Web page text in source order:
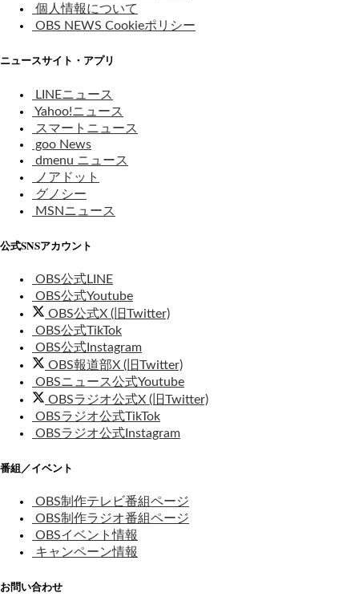
個人情報について
OBS NEWS Cookieポリシー
ニュースサイト・アプリ
LINEニュース
Yahoo!ニュース
スマートニュース
goo News
dmenu ニュース
ノアドット
グノシー
MSNニュース
公式SNSアカウント
OBS公式LINE
OBS公式Youtube
OBS公式X (旧Twitter)
OBS公式TikTok
OBS公式Instagram
OBS報道部X (旧Twitter)
OBSニュース公式Youtube
OBSラジオ公式X (旧Twitter)
OBSラジオ公式TikTok
OBSラジオ公式Instagram
番組／イベント
OBS制作テレビ番組ページ
OBS制作ラジオ番組ページ
OBSイベント情報
キャンペーン情報
お問い合わせ